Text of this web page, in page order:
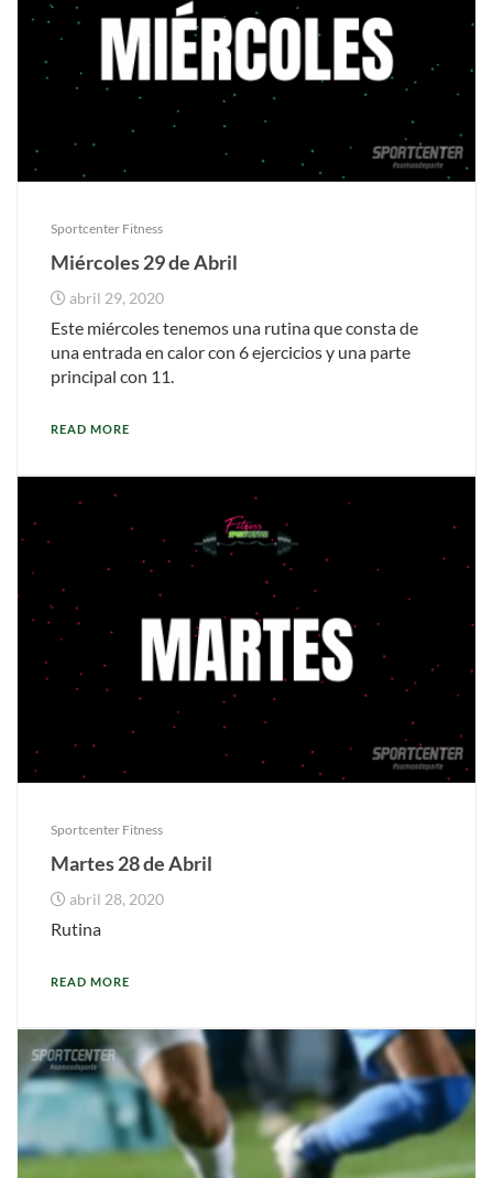
Sportcenter Fitness
Miércoles 29 de Abril
abril 29, 2020
Este miércoles tenemos una rutina que consta de
una entrada en calor con 6 ejercicios y una parte
principal con 11.
READ MORE
Sportcenter Fitness
Martes 28 de Abril
abril 28, 2020
Rutina
READ MORE